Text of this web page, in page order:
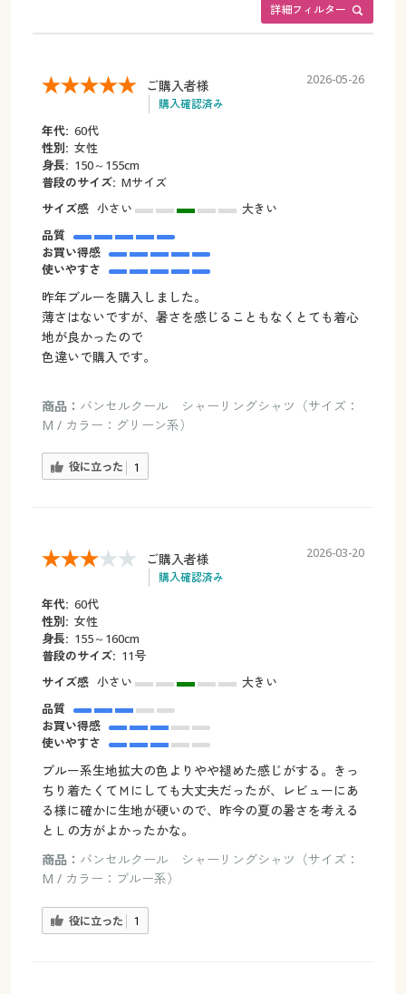
詳細フィルター
ご購入者様
購入確認済み
2026-05-26
年代: 60代
性別: 女性
身長: 150～155cm
普段のサイズ: Mサイズ
サイズ感 小さい
大きい
品質
お買い得感
使いやすさ
昨年ブルーを購入しました。
薄さはないですが、暑さを感じることもなくとても着心
地が良かったので
色違いで購入です。
商品： バンセルクール シャーリングシャツ（サイズ：
M / カラー：グリーン系）
役に立った 1
ご購入者様
購入確認済み
2026-03-20
年代: 60代
性別: 女性
身長: 155～160cm
普段のサイズ: 11号
サイズ感 小さい
大きい
品質
お買い得感
使いやすさ
ブルー系生地拡大の色よりやや褪めた感じがする。きっ
ちり着たくてＭにしても大丈夫だったが、レビューにあ
る様に確かに生地が硬いので、昨今の夏の暑さを考える
とＬの方がよかったかな。
商品： バンセルクール シャーリングシャツ（サイズ：
M / カラー：ブルー系）
役に立った 1